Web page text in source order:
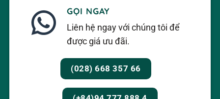
GỌI NGAY
Liên hệ ngay với chúng tôi để
được giá ưu đãi.
(028) 668 357 66